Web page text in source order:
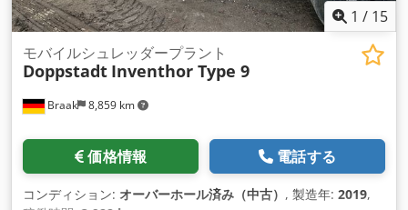
1 / 15
Braak 8,859 km
モバイルシュレッダープラント
Doppstadt Inventhor Type 9
価格情報 電話する
コンディション: オーバーホール済み（中古） , 製造年: 2019,